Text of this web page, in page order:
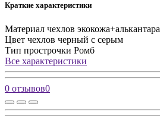
Краткие характеристики
Материал чехлов экокожа+алькантара
Цвет чехлов черный с серым
Тип прострочки Ромб
Все характеристики
0 отзывов0